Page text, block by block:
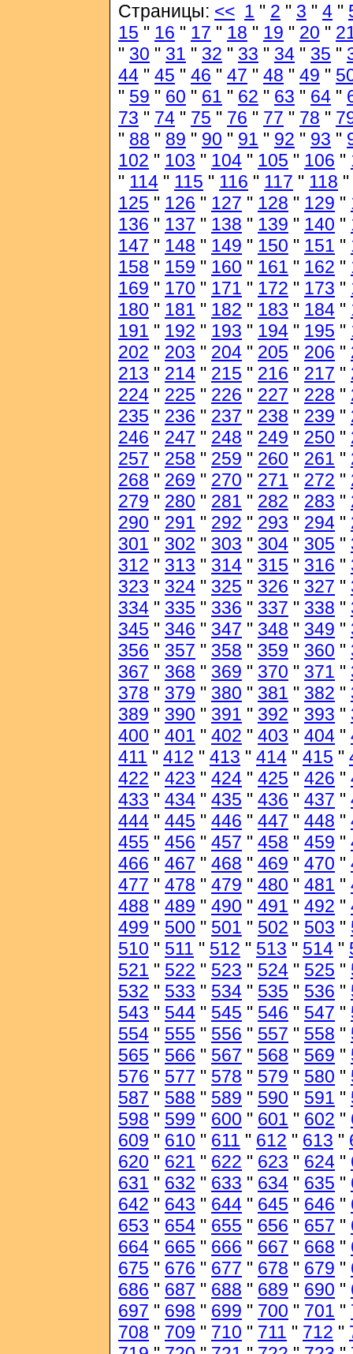
Страницы: << 1 " 2 " 3 " 4 "
15 " 16 " 17 " 18 " 19 " 20 "
" 30 " 31 " 32 " 33 " 34 " 35 "
44 " 45 " 46 " 47 " 48 " 49 "
" 59 " 60 " 61 " 62 " 63 " 64 "
73 " 74 " 75 " 76 " 77 " 78 "
" 88 " 89 " 90 " 91 " 92 " 93 "
102 " 103 " 104 " 105 " 106 "
" 114 " 115 " 116 " 117 " 118 "
125 " 126 " 127 " 128 " 129 "
136 " 137 " 138 " 139 " 140 "
147 " 148 " 149 " 150 " 151 "
158 " 159 " 160 " 161 " 162 "
169 " 170 " 171 " 172 " 173 "
180 " 181 " 182 " 183 " 184 "
191 " 192 " 193 " 194 " 195 "
202 " 203 " 204 " 205 " 206 "
213 " 214 " 215 " 216 " 217 "
224 " 225 " 226 " 227 " 228 "
235 " 236 " 237 " 238 " 239 "
246 " 247 " 248 " 249 " 250 "
257 " 258 " 259 " 260 " 261 "
268 " 269 " 270 " 271 " 272 "
279 " 280 " 281 " 282 " 283 "
290 " 291 " 292 " 293 " 294 "
301 " 302 " 303 " 304 " 305 "
312 " 313 " 314 " 315 " 316 "
323 " 324 " 325 " 326 " 327 "
334 " 335 " 336 " 337 " 338 "
345 " 346 " 347 " 348 " 349 "
356 " 357 " 358 " 359 " 360 "
367 " 368 " 369 " 370 " 371 "
378 " 379 " 380 " 381 " 382 "
389 " 390 " 391 " 392 " 393 "
400 " 401 " 402 " 403 " 404 "
411 " 412 " 413 " 414 " 415 "
422 " 423 " 424 " 425 " 426 "
433 " 434 " 435 " 436 " 437 "
444 " 445 " 446 " 447 " 448 "
455 " 456 " 457 " 458 " 459 "
466 " 467 " 468 " 469 " 470 "
477 " 478 " 479 " 480 " 481 "
488 " 489 " 490 " 491 " 492 "
499 " 500 " 501 " 502 " 503 "
510 " 511 " 512 " 513 " 514 "
521 " 522 " 523 " 524 " 525 "
532 " 533 " 534 " 535 " 536 "
543 " 544 " 545 " 546 " 547 "
554 " 555 " 556 " 557 " 558 "
565 " 566 " 567 " 568 " 569 "
576 " 577 " 578 " 579 " 580 "
587 " 588 " 589 " 590 " 591 "
598 " 599 " 600 " 601 " 602 "
609 " 610 " 611 " 612 " 613 "
620 " 621 " 622 " 623 " 624 "
631 " 632 " 633 " 634 " 635 "
642 " 643 " 644 " 645 " 646 "
653 " 654 " 655 " 656 " 657 "
664 " 665 " 666 " 667 " 668 "
675 " 676 " 677 " 678 " 679 "
686 " 687 " 688 " 689 " 690 "
697 " 698 " 699 " 700 " 701 "
708 " 709 " 710 " 711 " 712 "